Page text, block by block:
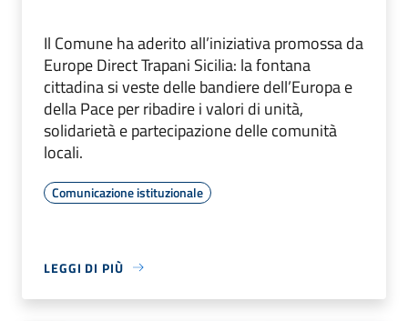
Il Comune ha aderito all’iniziativa promossa da
Europe Direct Trapani Sicilia: la fontana
cittadina si veste delle bandiere dell’Europa e
della Pace per ribadire i valori di unità,
solidarietà e partecipazione delle comunità
locali.
Comunicazione istituzionale
LEGGI DI PIÙ